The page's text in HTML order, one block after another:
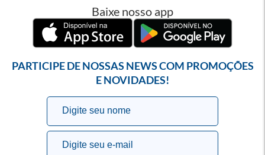
Baixe nosso app
PARTICIPE DE NOSSAS NEWS COM PROMOÇÕES
E NOVIDADES!